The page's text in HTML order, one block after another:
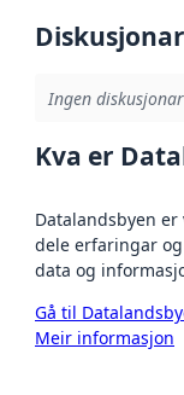
Ingen
Kva er
Datalandsbyen
dele erfaringar
data og
Gå til
Meir informasjon